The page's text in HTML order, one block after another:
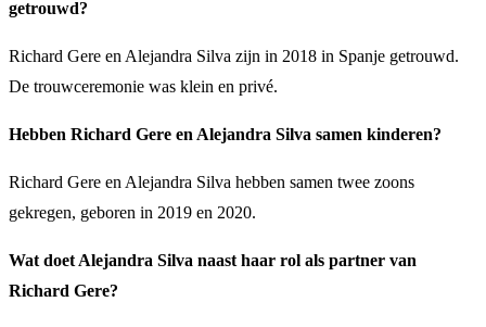
getrouwd?
Richard Gere en Alejandra Silva zijn in 2018 in Spanje getrouwd.
De trouwceremonie was klein en privé.
Hebben Richard Gere en Alejandra Silva samen kinderen?
Richard Gere en Alejandra Silva hebben samen twee zoons
gekregen, geboren in 2019 en 2020.
Wat doet Alejandra Silva naast haar rol als partner van
Richard Gere?